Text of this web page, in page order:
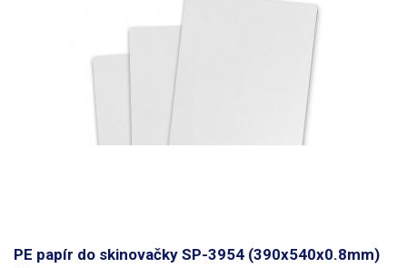
PE papír do skinovačky SP-3954 (390x540x0.8mm)